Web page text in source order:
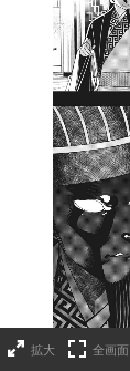
拡大 全画面